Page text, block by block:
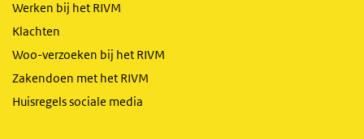
Werken bij het RIVM
Klachten
Woo-verzoeken bij het RIVM
Zakendoen met het RIVM
Huisregels sociale media